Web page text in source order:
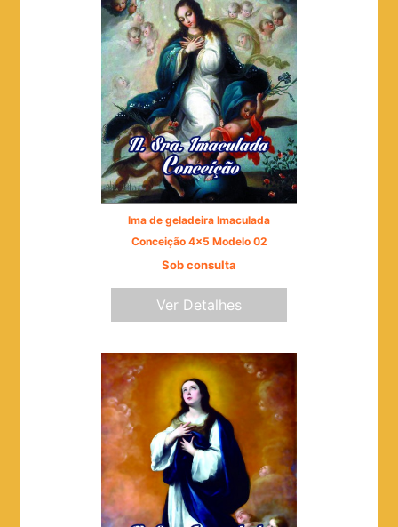
Ima de geladeira Imaculada
Conceição 4x5 Modelo 02
Sob consulta
Ver Detalhes